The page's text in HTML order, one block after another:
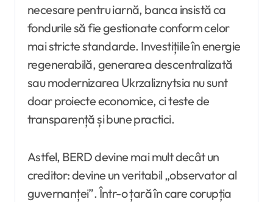
necesare pentru iarnă, banca insistă ca
fondurile să fie gestionate conform celor
mai stricte standarde. Investițiile în energie
regenerabilă, generarea descentralizată
sau modernizarea Ukrzaliznytsia nu sunt
doar proiecte economice, ci teste de
transparență și bune practici.
Astfel, BERD devine mai mult decât un
creditor: devine un veritabil „observator al
guvernanței”. Într-o țară în care corupția